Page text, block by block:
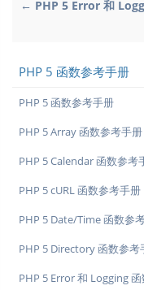
← PHP 5 Error 和
PHP 5 函数参考手册
PHP 5 函数参考手册
PHP 5 Array 函数参考手册
PHP 5 Calendar 函数参考
PHP 5 cURL 函数参考手册
PHP 5 Date/Time 函数参
PHP 5 Directory 函数参考
PHP 5 Error 和 Logging 函